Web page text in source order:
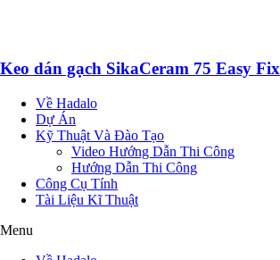
Keo dán gạch SikaCeram 75 Easy Fix
Về Hadalo
Dự Án
Kỹ Thuật Và Đào Tạo
Video Hướng Dẫn Thi Công
Hướng Dẫn Thi Công
Công Cụ Tính
Tài Liệu Kĩ Thuật
Menu